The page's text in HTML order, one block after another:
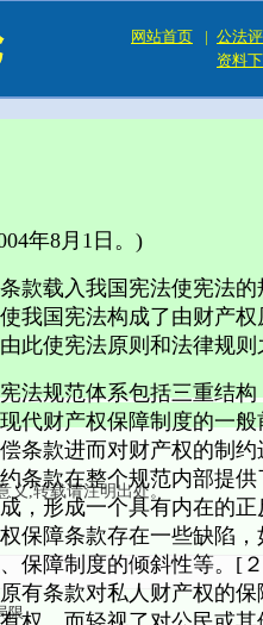
网站首页 | 公法
资料
惟愿公平如大
文章正文
范亚峰
来源：《求是》杂志 作者：《求是
年8月1日。)
款载入我国宪法使宪法
我国宪法构成了由财产
此使宪法原则和法律规
法规范体系包括三重结
代财产权保障制度的一
条款进而对财产权的制
条款在整个规范内部提
，形成一个具有内在的
保障条款存在一些缺陷
保障制度的倾斜性等。[
有条款对私人财产权的
义,转载请注明出处。
限